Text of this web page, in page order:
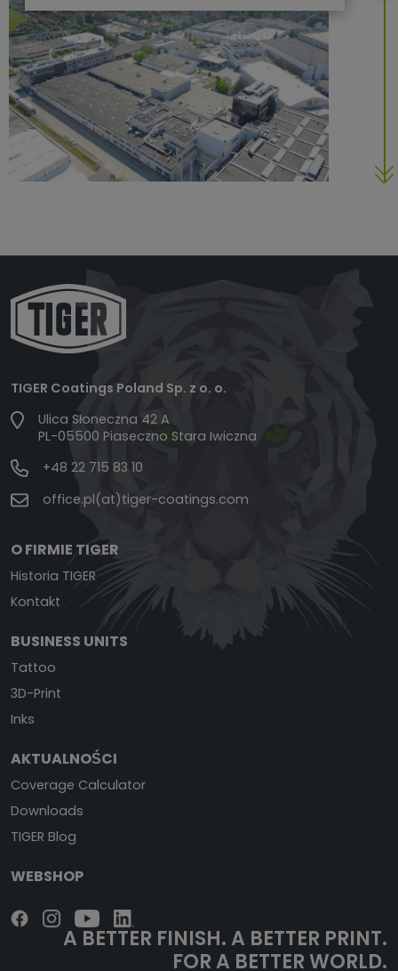
TIGER Coatings Poland Sp. z o. o.
Ulica Słoneczna 42 A
PL-05500 Piaseczno Stara Iwiczna
+48 22 715 83 10
office.pl(at)tiger-coatings.com
O FIRMIE TIGER
Historia TIGER
Kontakt
BUSINESS UNITS
Tattoo
3D-Print
Inks
AKTUALNOŚCI
Coverage Calculator
Downloads
TIGER Blog
WEBSHOP
A BETTER FINISH.A BETTER PRINT.
FOR A BETTER WORLD.